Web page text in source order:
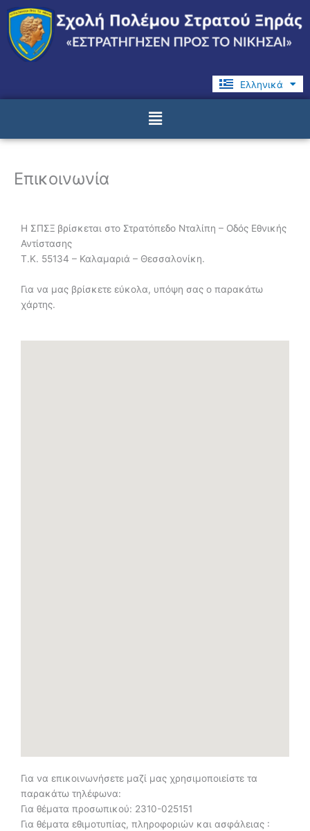
Μετάβαση
στο
περιεχόμενο
Ελληνικά
English
Menu
Επικοινωνία
Η ΣΠΣΞ βρίσκεται στο Στρατόπεδο Νταλίπη – Οδός Εθνικής
Αντίστασης
Τ.Κ. 55134 – Καλαμαριά – Θεσσαλονίκη.
Για να μας βρίσκετε εύκολα, υπόψη σας ο παρακάτω
χάρτης.
Για να επικοινωνήσετε μαζί μας χρησιμοποιείστε τα
παρακάτω τηλέφωνα:
Για θέματα προσωπικού: 2310-025151
Για θέματα εθιμοτυπίας, πληροφοριών και ασφάλειας :